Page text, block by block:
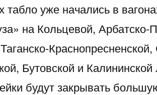
табло уже начались в
на Кольцевой, Арбатско-
Бутовской и
будут закрывать